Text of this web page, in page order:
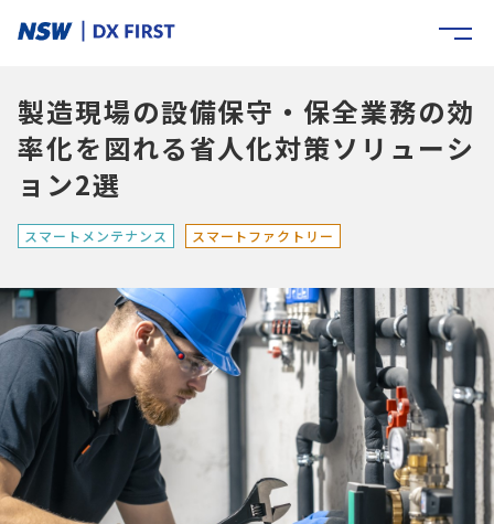
製造現場の設備保守・保全業務の効
率化を図れる省人化対策ソリューシ
ョン2選
スマートメンテナンス スマートファクトリー